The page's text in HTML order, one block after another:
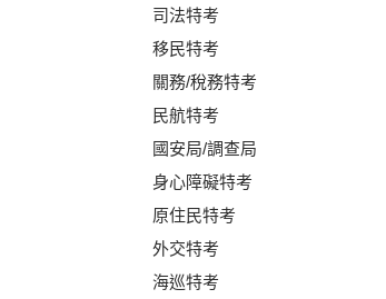
司法特考
移民特考
關務/稅務特考
民航特考
國安局/調查局
身心障礙特考
原住民特考
外交特考
海巡特考